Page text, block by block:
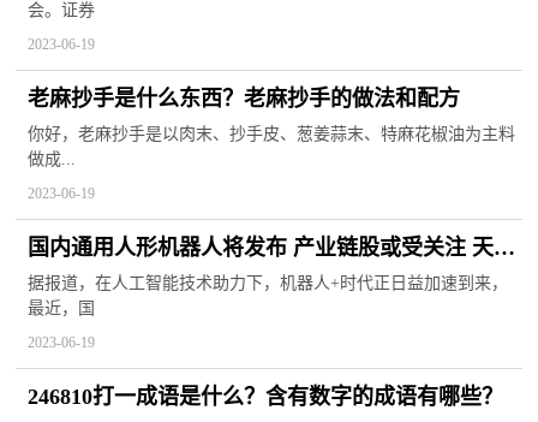
会。证券
2023-06-19
老麻抄手是什么东西？老麻抄手的做法和配方
你好，老麻抄手是以肉末、抄手皮、葱姜蒜末、特麻花椒油为主料
做成...
2023-06-19
国内通用人形机器人将发布 产业链股或受关注 天天
微头条
据报道，在人工智能技术助力下，机器人+时代正日益加速到来，
最近，国
2023-06-19
246810打一成语是什么？含有数字的成语有哪些？